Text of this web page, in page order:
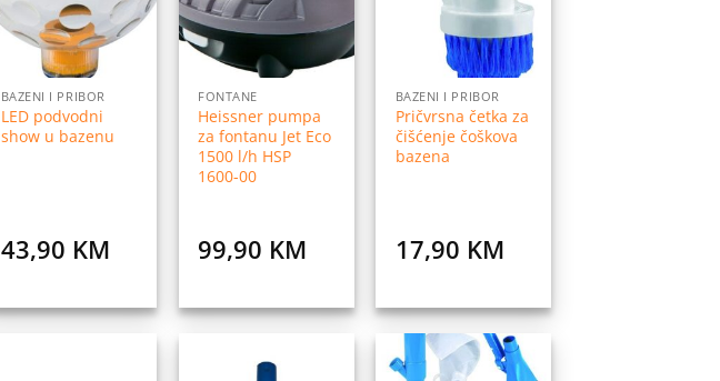
želja
BAZENI I PRIBOR
LED podvodni
show u bazenu
43,90 KM
FONTANE
Heissner pumpa
za fontanu Jet Eco
1500 l/h HSP
1600-00
99,90 KM
želja
BAZENI I PRIBOR
Pričvrsna četka za
čišćenje čoškova
bazena
17,90 KM